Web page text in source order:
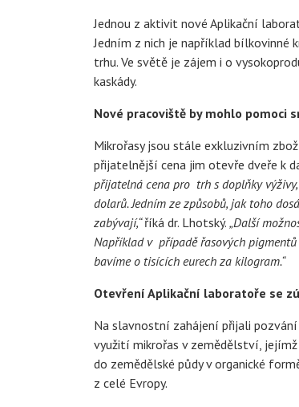
Jednou z aktivit nové Aplikační
Jedním z nich je například bílkovinné
trhu. Ve světě je zájem i o
kaskády.
Nové pracoviště by mohlo pomoci
Mikrořasy jsou stále exkluzivním
přijatelnější cena jim otevře dveře k
přijatelná cena pro trh s doplňky
dolarů. Jedním ze způsobů, jak toho
zabývají,“říká dr. Lhotský. „Další
Například v případě řasových pigmentů
bavíme o tisících eurech za kilogram.“
Otevření Aplikační laboratoře se
Na slavnostní zahájení přijali
využití mikrořas v zemědělství,
do zemědělské půdy v organické
z celé Evropy.